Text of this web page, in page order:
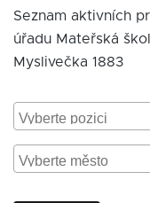
Seznam aktivních
úřadu Mateřská
Myslivečka 1883